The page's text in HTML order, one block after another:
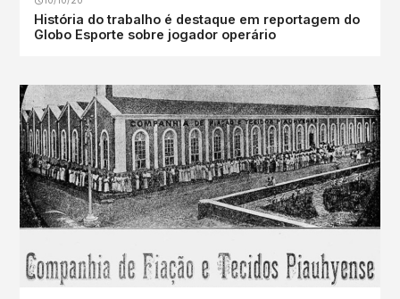
História do trabalho é destaque em reportagem do
Globo Esporte sobre jogador operário